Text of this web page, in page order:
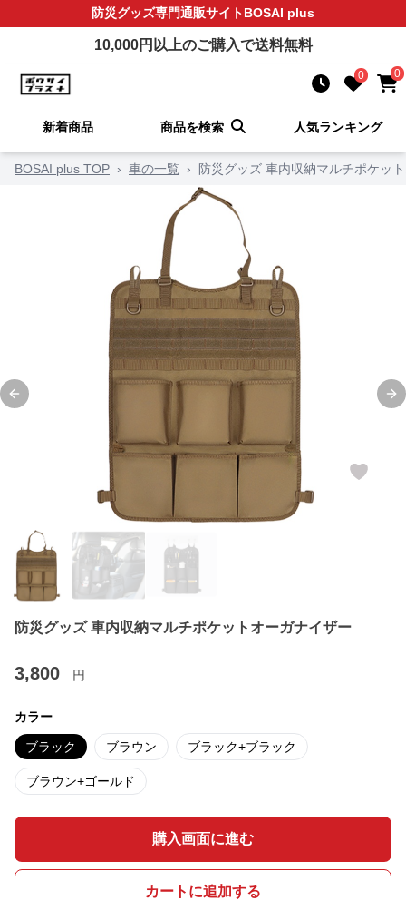
防災グッズ専門通販サイトBOSAI plus
10,000円以上のご購入で送料無料
0 0
新着商品 商品を検索 人気ランキング
BOSAI plus TOP › 車の一覧 › 防災グッズ 車内収納マルチポケッ
Previous slide
防災グッズ 車内収納マルチポケットオーガナイザー
3,800 円
カラー
ブラック ブラウン ブラック+ブラック
ブラウン+ゴールド
購入画面に進む
カートに追加する